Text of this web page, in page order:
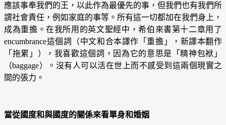
應該事奉我們的王，以此作為最優先的事，但我們也有我們所
謂社會責任，例如家庭的事等。所有這一切都加在我們身上，
成為重擔。在我所用的英文聖經中，希伯來書第十二章用了
encumbrance這個詞（中文和合本譯作「重擔」，新譯本翻作
「拖累」），我喜歡這個詞，因為它的意思是「精神包袱」
（baggage）。沒有人可以活在世上而不感受到這兩個現實之
間的張力。
當從國度和與國度的關係來看單身和婚姻